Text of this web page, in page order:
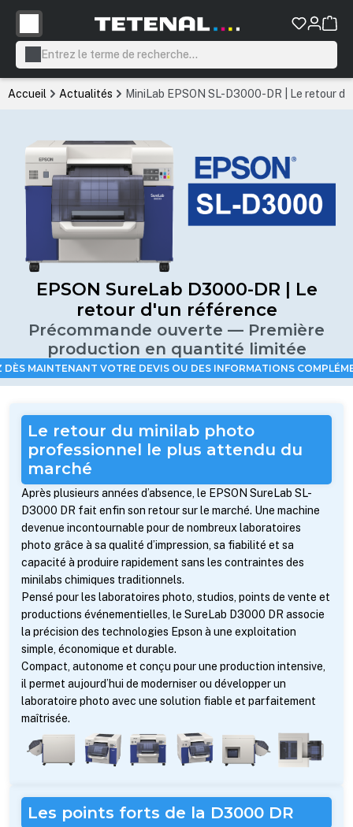
principal
Accueil Actualités MiniLab EPSON SL-D3000-DR | Le retour
EPSON SureLab D3000-DR | Le
retour d'un référence
Précommande ouverte — Première
production en quantité limitée
DÈS MAINTENANT VOTRE DEVIS OU DES INFORMATIONS
Le retour du minilab photo
professionnel le plus attendu du
marché
Après plusieurs années d’absence, le EPSON SureLab SL-
D3000 DR fait enfin son retour sur le marché. Une machine
devenue incontournable pour de nombreux laboratoires
photo grâce à sa qualité d’impression, sa fiabilité et sa
capacité à produire rapidement sans les contraintes des
minilabs chimiques traditionnels.
Pensé pour les laboratoires photo, studios, points de vente et
productions événementielles, le SureLab D3000 DR associe
la précision des technologies Epson à une exploitation
simple, économique et durable.
Compact, autonome et conçu pour une production intensive,
il permet aujourd’hui de moderniser ou développer un
laboratoire photo avec une solution fiable et parfaitement
maîtrisée.
Les points forts de la D3000 DR